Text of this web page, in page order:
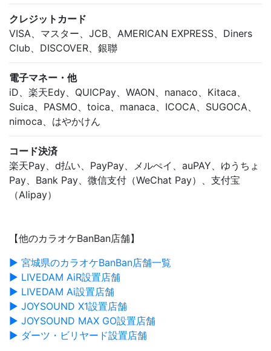
クレジットカード
VISA、マスター、JCB、AMERICAN EXPRESS、Diners
Club、DISCOVER、銀聯
電子マネー・他
iD、楽天Edy、QUICPay、WAON、nanaco、Kitaca、
Suica、PASMO、toica、manaca、ICOCA、SUGOCA、
nimoca、はやかけん
コード決済
楽天Pay、d払い、PayPay、メルぺイ、auPAY、ゆうちょ
Pay、Bank Pay、微信支付（WeChat Pay）、支付宝
（Alipay）
【他のカラオケBanBan店舗】
▶ 宮城県のカラオケBanBan店舗一覧
▶ LIVEDAM AiR設置店舗
▶ LIVEDAM Ai設置店舗
▶ JOYSOUND X1設置店舗
▶ JOYSOUND MAX GO設置店舗
▶ ダーツ・ビリヤード設置店舗